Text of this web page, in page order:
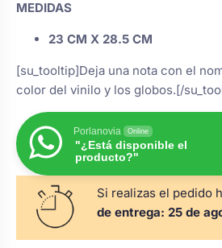
alianzas
porta alianzas
de boda
Perchas de comunión
personalizadas
Rasca y Gana para
Sorpresas y Diversión
Detalles de comunión para
Ver todo
Neceseres personalizados
Otros regalos
Ver todo
MEDIDAS
23 CM X 28.5 CM
[su_tooltip]Deja una nota con el
color del vinilo y los globos.[/
Porlanovia Online
"¿Está disponible el
producto?"
Si realizas el pedido
de entrega: 25 de